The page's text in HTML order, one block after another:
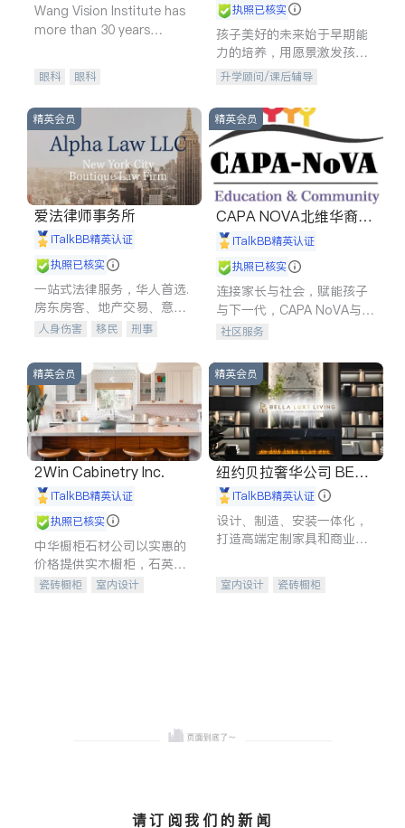
Wang Vision Institute has
more than 30 years
眼科 眼科
执照已核实
孩子美好的未来始于早期能
力的培养，用愿景激发孩子
的学习潜力和动力。理念：
拥有成长型心态是成功的基
石。
升学顾问/课后辅导
精英会员
爱法律师事务所
iTalkBB精英认证
执照已核实
一站式法律服务，华人首选.
房东房客、地产交易、意外
伤害、车祸重伤、商业诉
建筑合同、刑事案件全包办
人身伤害 移民
刑事
信托/遗嘱
商业
商标注册
索赔
律师-其它 保释
精英会员
CAPA NOVA北维华裔家
长会iTalkBB精英认证
执照已核实
连接家长与社会，赋能孩子
与下一代，CAPA NoVA与您
携手建设包容、公平、充满
社区服务
精英会员
2Win Cabinetry Inc.
iTalkBB精英认证
执照已核实
中华橱柜石材公司以实惠的
价格提供实木橱柜，石英石
台面，多种优质不锈钢水
瓷砖橱柜
室内设计
精英会员
纽约贝拉奢华公司 BELL
A LUXE
iTalkBB精英认证
设计、制造、安装一体化，
打造高端定制家具和商业空
室内设计
瓷砖橱柜
请订阅我们的新闻